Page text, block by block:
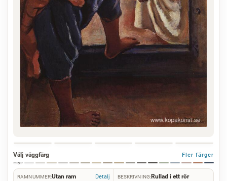
Välj väggfärg Fler färger
RAMNUMMER:Utan ram Detalj BESKRIVNING:Rullad i ett rör